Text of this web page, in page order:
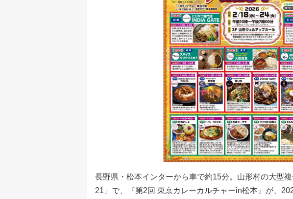
長野県・松本インターから車で約15分。山形村の大型
21」で、『第2回 東京カレーカルチャーin松本』が、